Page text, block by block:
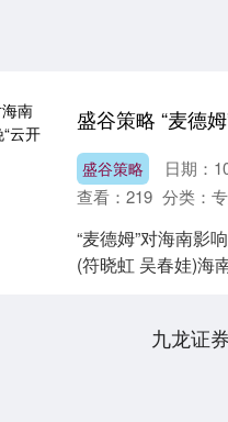
盛谷策略 日期：
查看： 219 分类：
“麦德姆”对海南影
(符晓虹 吴春娃)海
九龙证